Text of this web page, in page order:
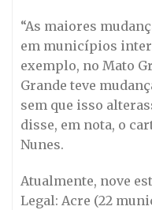
“As maiores
em municípios
exemplo, no Mato
Grande teve
sem que isso
disse, em nota, o
Nunes.
Atualmente, nove
Legal: Acre (22